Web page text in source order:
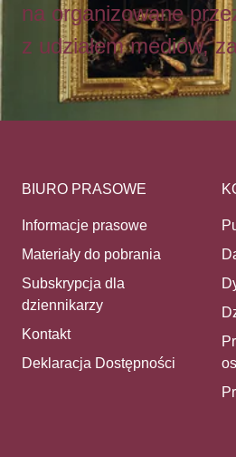
na organizowane
z udziałem mediów,
BIURO PRASOWE
Informacje prasowe
Materiały do pobrania
Subskrypcja dla
dziennikarzy
Kontakt
Deklaracja Dostępności